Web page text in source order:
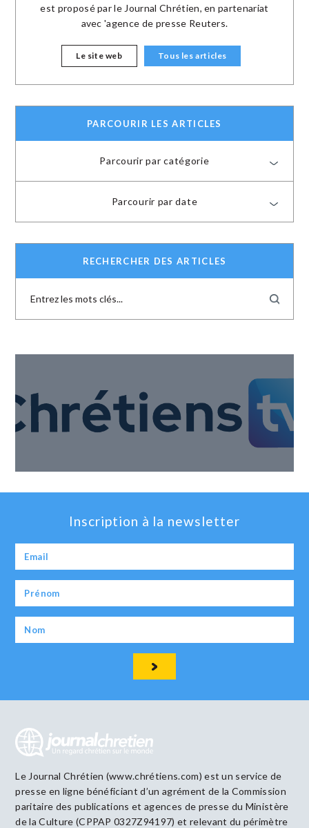
est proposé par le Journal Chrétien, en partenariat
avec 'agence de presse Reuters.
Le site web Tous les articles
PARCOURIR LES ARTICLES
Parcourir par catégorie
Parcourir par date
RECHERCHER DES ARTICLES
Inscription à la newsletter
Le Journal Chrétien (www.chrétiens.com) est un service de
presse en ligne bénéficiant d’un agrément de la Commission
paritaire des publications et agences de presse du Ministère
de la Culture (CPPAP 0327Z94197) et relevant du périmètre